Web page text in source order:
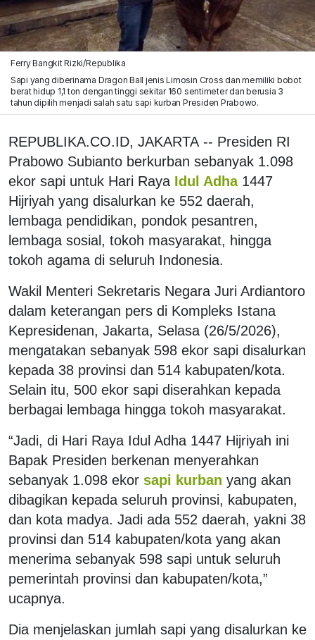
Ferry Bangkit Rizki/Republika
Sapi yang diberinama Dragon Ball jenis Limosin Cross dan memiliki bobot
berat hidup 1,1 ton dengan tinggi sekitar 160 sentimeter dan berusia 3
tahun dipilih menjadi salah satu sapi kurban Presiden Prabowo.
REPUBLIKA.CO.ID, JAKARTA -- Presiden RI
Prabowo Subianto berkurban sebanyak 1.098
ekor sapi untuk Hari Raya Idul Adha 1447
Hijriyah yang disalurkan ke 552 daerah,
lembaga pendidikan, pondok pesantren,
lembaga sosial, tokoh masyarakat, hingga
tokoh agama di seluruh Indonesia.
Wakil Menteri Sekretaris Negara Juri Ardiantoro
dalam keterangan pers di Kompleks Istana
Kepresidenan, Jakarta, Selasa (26/5/2026),
mengatakan sebanyak 598 ekor sapi disalurkan
kepada 38 provinsi dan 514 kabupaten/kota.
Selain itu, 500 ekor sapi diserahkan kepada
berbagai lembaga hingga tokoh masyarakat.
“Jadi, di Hari Raya Idul Adha 1447 Hijriyah ini
Bapak Presiden berkenan menyerahkan
sebanyak 1.098 ekor sapi kurban yang akan
dibagikan kepada seluruh provinsi, kabupaten,
dan kota madya. Jadi ada 552 daerah, yakni 38
provinsi dan 514 kabupaten/kota yang akan
menerima sebanyak 598 sapi untuk seluruh
pemerintah provinsi dan kabupaten/kota,”
ucapnya.
Dia menjelaskan jumlah sapi yang disalurkan ke